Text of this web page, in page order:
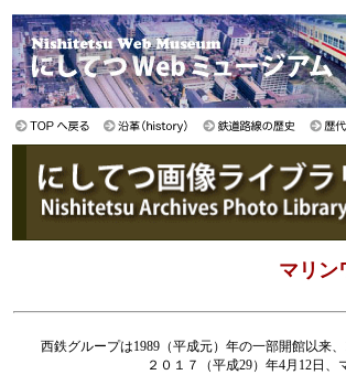
マリン
西鉄グループは1989（平成元）年の一部開館以来
２０１７（平成29）年4月12日